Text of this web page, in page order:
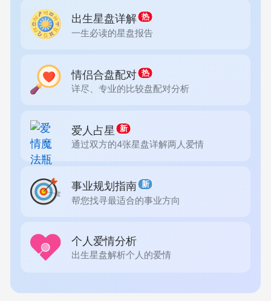
出生星盘详解 热
一生必读的星盘报告
情侣合盘配对 热
详尽、专业的比较盘配对分析
爱人占星 新
通过双方的4张星盘详解两人爱情
事业规划指南 新
帮您找寻最适合的事业方向
个人爱情分析
出生星盘解析个人的爱情